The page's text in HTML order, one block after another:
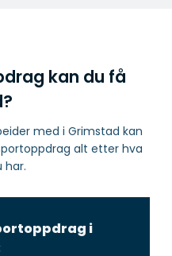
kan du få
med i Grimstad kan
alt etter hva
har.
i